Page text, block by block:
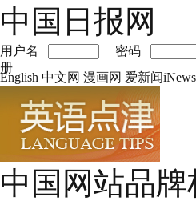
中国日报网
用户名 密码
册
English 中文网 漫画网 爱新闻iNews
中国网站品